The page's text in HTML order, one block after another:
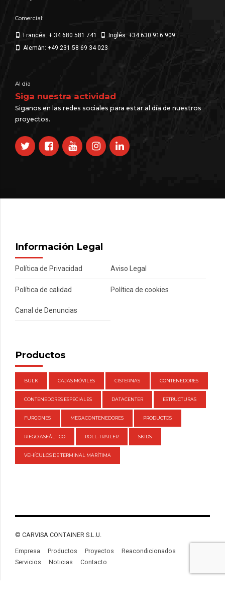
Comercial:
Francés: + 34 680 581 741
Inglés: +34 630 916 909
Alemán: +49 231 58 69 34 023
Al día
Siga nuestra actividad
Siganos en las redes sociales para estar al día de nuestros
proyectos.
Información Legal
Política de Privacidad Aviso Legal
Política de calidad Política de cookies
Canal de Denuncias
Productos
BULK CAJAS MÓVILES CISTERNAS CONTENEDORES
CONTENEDORES ESPECIALES DATACENTER ESTRUCTURAS
FURGONES MEGACONTENEDORES PRODUCTOS
RIEGO ASFÁLTICO ROLL-TRAILER SKIDS
VEHÍCULOS DE TERMINAL MARÍTIMA
© CARVISA CONTAINER S.L.U.
Empresa Productos Proyectos
Reacondicionados
Servicios
Noticias Contacto